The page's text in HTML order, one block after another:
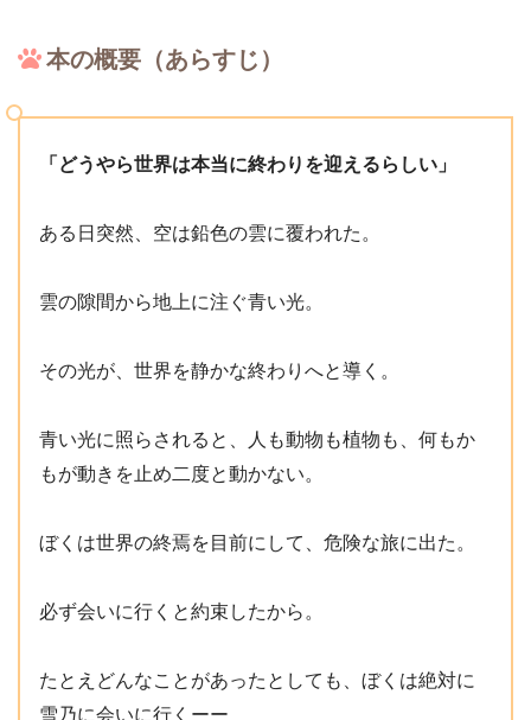
本の概要（あらすじ）
「どうやら世界は本当に終わりを迎えるらしい」
ある日突然、空は鉛色の雲に覆われた。
雲の隙間から地上に注ぐ青い光。
その光が、世界を静かな終わりへと導く。
青い光に照らされると、人も動物も植物も、何もか
もが動きを止め二度と動かない。
ぼくは世界の終焉を目前にして、危険な旅に出た。
必ず会いに行くと約束したから。
たとえどんなことがあったとしても、ぼくは絶対に
雪乃に会いに行くーー